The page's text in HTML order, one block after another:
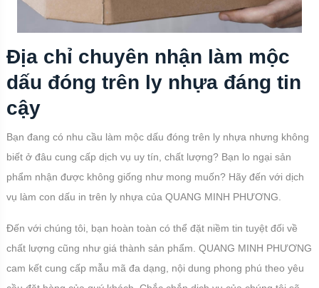
Địa chỉ chuyên nhận làm mộc
dấu đóng trên ly nhựa đáng tin
cậy
Bạn đang có nhu cầu làm mộc dấu đóng trên ly nhựa nhưng không
biết ở đâu cung cấp dịch vụ uy tín, chất lượng? Bạn lo ngại sản
phẩm nhận được không giống như mong muốn? Hãy đến với dịch
vụ làm con dấu in trên ly nhựa của QUANG MINH PHƯƠNG.
Đến với chúng tôi, bạn hoàn toàn có thể đặt niềm tin tuyệt đối về
chất lượng cũng như giá thành sản phẩm. QUANG MINH PHƯƠNG
cam kết cung cấp mẫu mã đa dạng, nội dung phong phú theo yêu